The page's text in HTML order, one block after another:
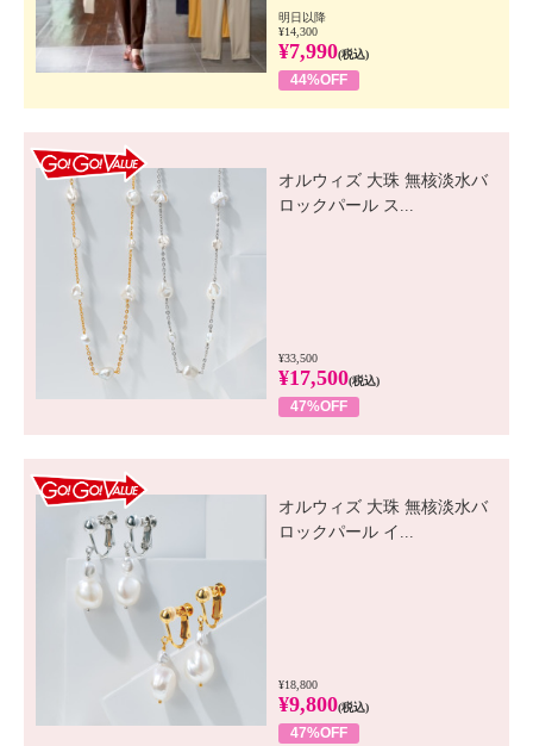
明日以降
¥14,300
¥7,990(税込)
44%OFF
オルウィズ 大珠 無核淡水バ
ロックパール ス...
¥33,500
¥17,500(税込)
47%OFF
オルウィズ 大珠 無核淡水バ
ロックパール イ...
¥18,800
¥9,800(税込)
47%OFF